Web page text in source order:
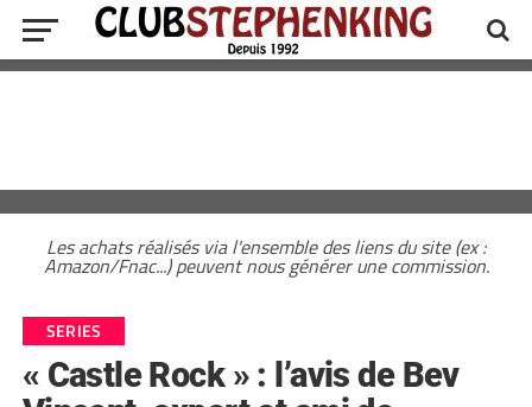
Les achats réalisés via l'ensemble des liens du site (ex :
Amazon/Fnac...) peuvent nous générer une commission.
SERIES
« Castle Rock » : l’avis de Bev